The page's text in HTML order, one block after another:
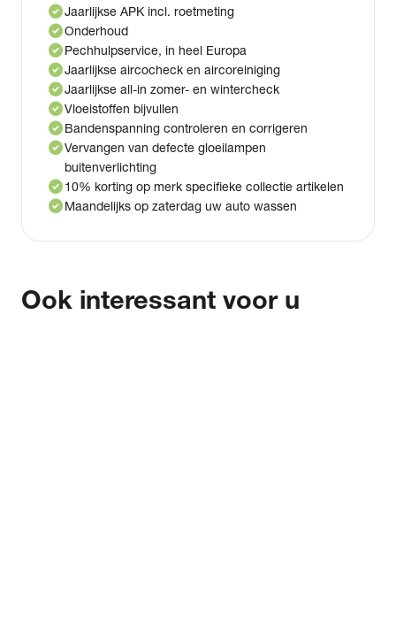
check_circleJaarlijkse APK incl. roetmeting
check_circleOnderhoud
check_circlePechhulpservice, in heel Europa
check_circleJaarlijkse aircocheck en aircoreiniging
check_circleJaarlijkse all-in zomer- en wintercheck
check_circleVloeistoffen bijvullen
check_circleBandenspanning controleren en corrigeren
check_circleVervangen van defecte gloeilampen
buitenverlichting
check_circle10% korting op merk specifieke collectie artikelen
check_circleMaandelijks op zaterdag uw auto wassen
Ook interessant voor u